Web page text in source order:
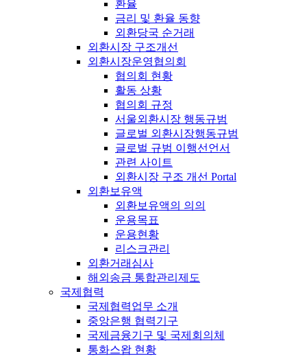
환율
금리 및 환율 동향
외환당국 순거래
외환시장 구조개선
외환시장운영협의회
협의회 현황
활동 상황
협의회 규정
서울외환시장 행동규범
글로벌 외환시장행동규범
글로벌 규범 이행선언서
관련 사이트
외환시장 구조 개선 Portal
외환보유액
외환보유액의 의의
운용목표
운용현황
리스크관리
외환거래심사
해외송금 통합관리제도
국제협력
국제협력업무 소개
중앙은행 협력기구
국제금융기구 및 국제회의체
통화스왑 현황